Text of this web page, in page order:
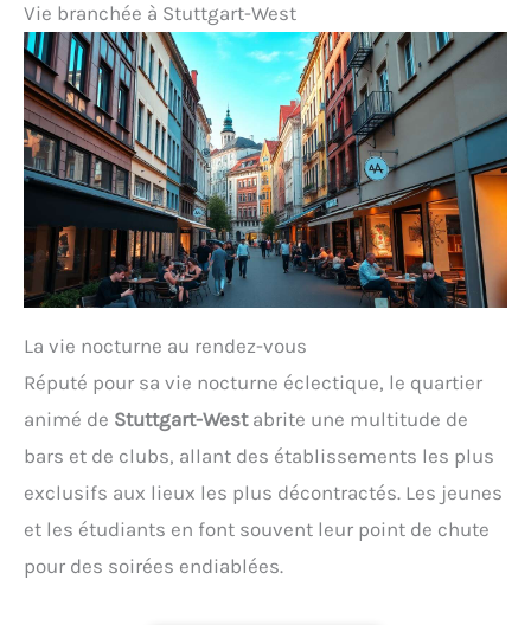
Vie branchée à Stuttgart-West
La vie nocturne au rendez-vous
Réputé pour sa vie nocturne éclectique, le quartier
animé de Stuttgart-Westabrite une multitude de
bars et de clubs, allant des établissements les plus
exclusifs aux lieux les plus décontractés. Les jeunes
et les étudiants en font souvent leur point de chute
pour des soirées endiablées.